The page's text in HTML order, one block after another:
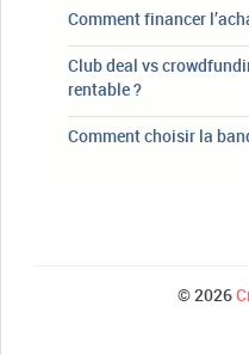
Comment financer
Club deal vs
rentable ?
Comment choisir la
© 2026